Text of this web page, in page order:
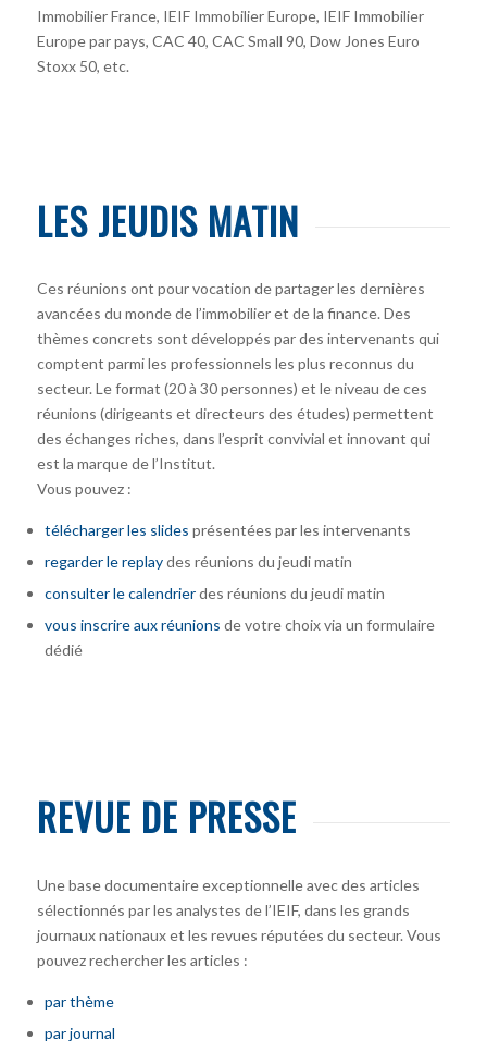
Immobilier France, IEIF Immobilier Europe, IEIF Immobilier
Europe par pays, CAC 40, CAC Small 90, Dow Jones Euro
Stoxx 50, etc.
LES JEUDIS MATIN
Ces réunions ont pour vocation de partager les dernières
avancées du monde de l’immobilier et de la finance. Des
thèmes concrets sont développés par des intervenants qui
comptent parmi les professionnels les plus reconnus du
secteur. Le format (20 à 30 personnes) et le niveau de ces
réunions (dirigeants et directeurs des études) permettent
des échanges riches, dans l’esprit convivial et innovant qui
est la marque de l’Institut.
Vous pouvez :
télécharger les slides présentées par les intervenants
regarder le replaydes réunions du jeudi matin
consulter le calendrierdes réunions du jeudi matin
vous inscrire aux réunions de votre choix via un formulaire
dédié
REVUE DE PRESSE
Une base documentaire exceptionnelle avec des articles
sélectionnés par les analystes de l’IEIF, dans les grands
journaux nationaux et les revues réputées du secteur. Vous
pouvez rechercher les articles :
par thème
par journal